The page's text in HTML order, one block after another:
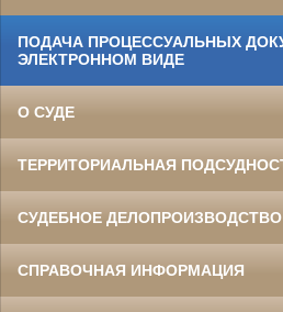
ПОДАЧА ПРОЦЕССУАЛЬНЫХ
ЭЛЕКТРОННОМ ВИДЕ
О СУДЕ
ТЕРРИТОРИАЛЬНАЯ
СУДЕБНОЕ ДЕЛОПРОИЗВОДСТВО
СПРАВОЧНАЯ ИНФОРМАЦИЯ